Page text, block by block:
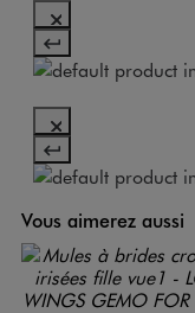
Vous aimerez aussi